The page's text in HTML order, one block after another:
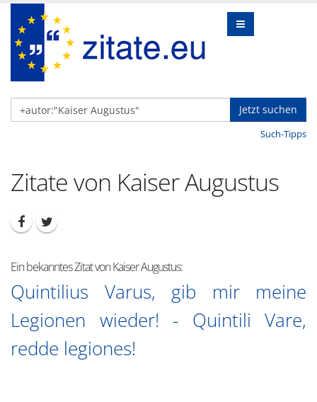
Jetzt suchen
Such-Tipps
Zitate von Kaiser Augustus
Ein bekanntes Zitat von Kaiser Augustus:
Quintilius Varus, gib mir meine
Legionen wieder! - Quintili Vare,
redde legiones!